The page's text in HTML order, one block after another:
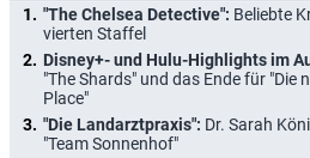
"The Chelsea Detective": Beliebte
vierten Staffel
Disney+- und Hulu-Highlights im
"The Shards" und das Ende für "Die
Place"
"Die Landarztpraxis": Dr. Sarah
"Team Sonnenhof"